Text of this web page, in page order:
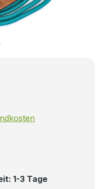
5 von 5 Sternen
1-3 Tage